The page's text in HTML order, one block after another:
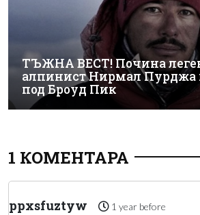
ТЪЖНА ВЕСТ! Почина
алпинист Нирмал Пурджа
под Броуд Пик
1 КОМЕНТАРА
ppxsfuztyw 1 year before